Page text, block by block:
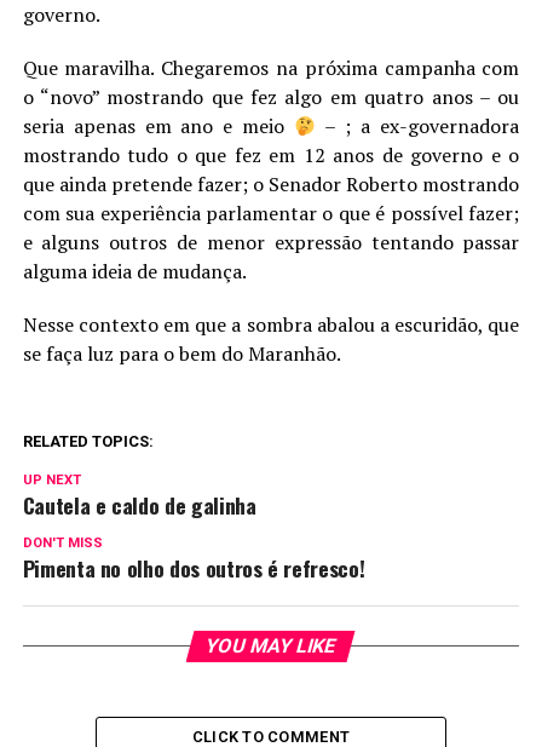
governo.
Que maravilha. Chegaremos na próxima campanha com
o “novo” mostrando que fez algo em quatro anos – ou
seria apenas em ano e meio
– ; a ex-governadora
mostrando tudo o que fez em 12 anos de governo e o
que ainda pretende fazer; o Senador Roberto mostrando
com sua experiência parlamentar o que é possível fazer;
e alguns outros de menor expressão tentando passar
alguma ideia de mudança.
Nesse contexto em que a sombra abalou a escuridão, que
se faça luz para o bem do Maranhão.
RELATED TOPICS:
UP NEXT
Cautela e caldo de galinha
DON'T MISS
Pimenta no olho dos outros é refresco!
YOU MAY LIKE
CLICK TO COMMENT